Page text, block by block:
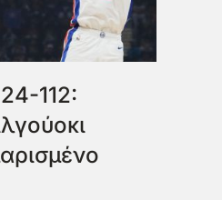
112: